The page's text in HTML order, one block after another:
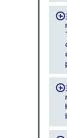
-
-